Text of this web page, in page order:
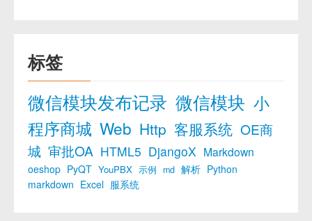
标签
微信模块发布记录 微信模块 小
程序商城 Web Http 客服系统 OE商
城 审批OA HTML5 DjangoX Markdown
oeshop PyQT YouPBX 示例 md 解析 Python
markdown Excel 服系统